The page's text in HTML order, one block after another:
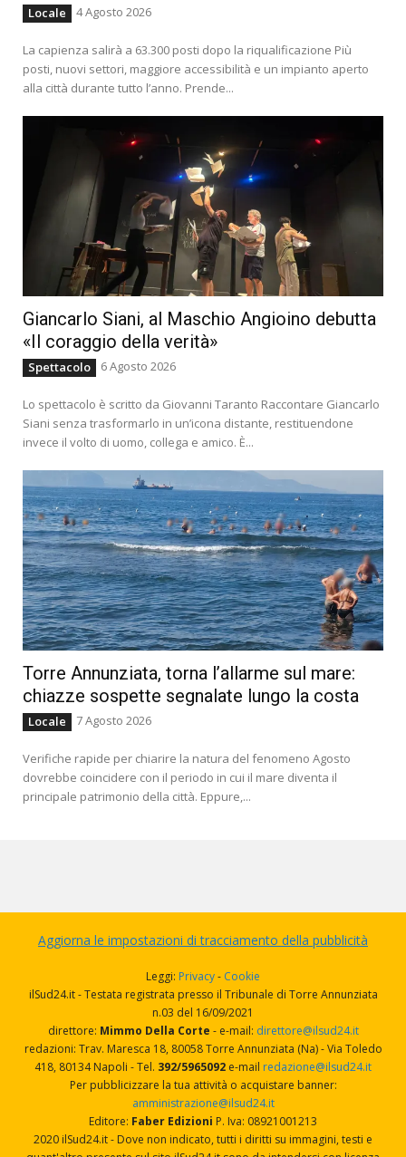
Locale 4 Agosto 2026
La capienza salirà a 63.300 posti dopo la riqualificazione Più
posti, nuovi settori, maggiore accessibilità e un impianto aperto
alla città durante tutto l’anno. Prende...
Giancarlo Siani, al Maschio Angioino debutta
«Il coraggio della verità»
Spettacolo 6 Agosto 2026
Lo spettacolo è scritto da Giovanni Taranto Raccontare Giancarlo
Siani senza trasformarlo in un’icona distante, restituendone
invece il volto di uomo, collega e amico. È...
Torre Annunziata, torna l’allarme sul mare:
chiazze sospette segnalate lungo la costa
Locale 7 Agosto 2026
Verifiche rapide per chiarire la natura del fenomeno Agosto
dovrebbe coincidere con il periodo in cui il mare diventa il
principale patrimonio della città. Eppure,...
Aggiorna le impostazioni di tracciamento della pubblicità
Leggi: Privacy- Cookie
ilSud24.it - Testata registrata presso il Tribunale di Torre Annunziata
n.03 del 16/09/2021
direttore: Mimmo Della Corte - e-mail: direttore@ilsud24.it
redazioni: Trav. Maresca 18, 80058 Torre Annunziata (Na) - Via Toledo
418, 80134 Napoli - Tel. 392/5965092 e-mail redazione@ilsud24.it
Per pubblicizzare la tua attività o acquistare banner:
amministrazione@ilsud24.it
Editore: Faber Edizioni P. Iva: 08921001213
2020 ilSud24.it - Dove non indicato, tutti i diritti su immagini, testi e